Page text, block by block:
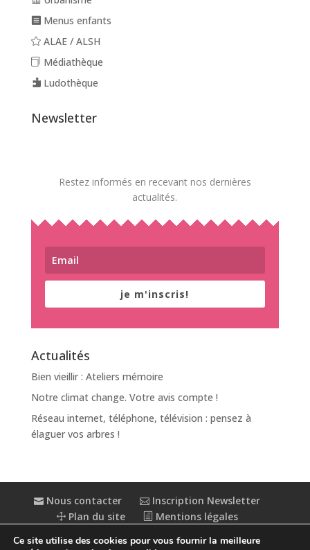
Menus enfants
ALAE / ALSH
Médiathèque
Ludothèque
Newsletter
Restez informés en recevant nos dernières
actualités.
je m'inscris!
Actualités
Bien vieillir : Ateliers mémoire
Notre climat change. Votre avis compte !
Réseau internet, téléphone, télévision : pensez à
élaguer vos arbres !
Nous contacter
Inscription Newsletter
Plan du site
Mentions légales
Ce site utilise des cookies pour vous fournir la meilleure